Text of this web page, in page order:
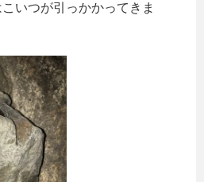
いつが引っかかってきま